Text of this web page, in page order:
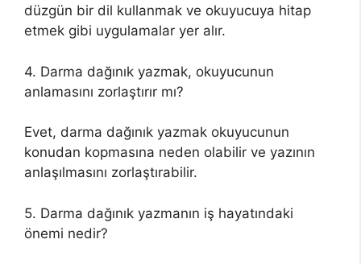
düzgün bir dil kullanmak ve okuyucuya hitap
etmek gibi uygulamalar yer alır.
4. Darma dağınık yazmak, okuyucunun
anlamasını zorlaştırır mı?
Evet, darma dağınık yazmak okuyucunun
konudan kopmasına neden olabilir ve yazının
anlaşılmasını zorlaştırabilir.
5. Darma dağınık yazmanın iş hayatındaki
önemi nedir?